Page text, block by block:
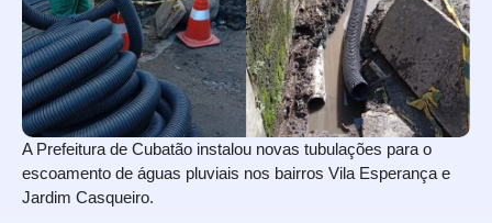
A Prefeitura de Cubatão instalou novas tubulações para o
escoamento de águas pluviais nos bairros Vila Esperança e
Jardim Casqueiro.